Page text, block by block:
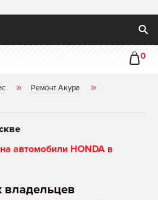
0
Ремонт Акура
автомобили HONDA в
владельцев